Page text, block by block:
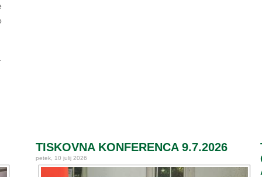
TISKOVNA KONFERENCA 9.7.2026
petek, 10 julij 2026